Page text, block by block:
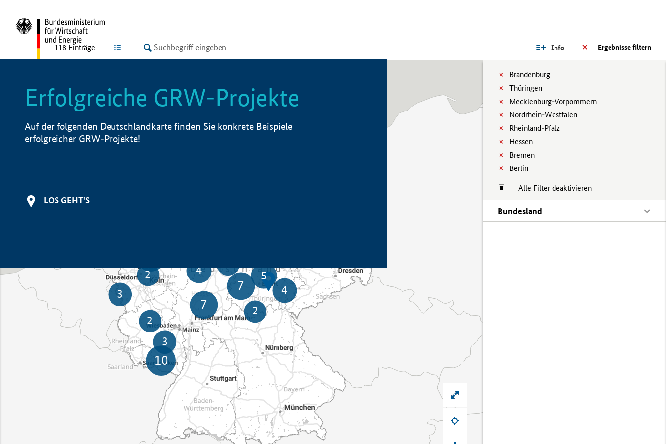
LISTE Ergebnisse filtern
Info
Brandenburg
Thüringen
Mecklenburg-Vorpommern
Nordrhein-Westfalen
Rheinland-Pfalz
Hessen
Bremen
Berlin
Alle Filter deaktivieren
Bundesland
118 Einträge
Erfolgreiche GRW-Projekte
Auf der folgenden Deutschlandkarte finden Sie konkrete Beispiele
erfolgreicher GRW-Projekte!
LOS GEHT'S